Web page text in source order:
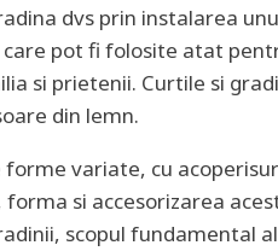
dvs prin instalarea
pot fi folosite atat
si prietenii. Curtile si
din lemn.
variate, cu
si accesorizarea
scopul fundamental